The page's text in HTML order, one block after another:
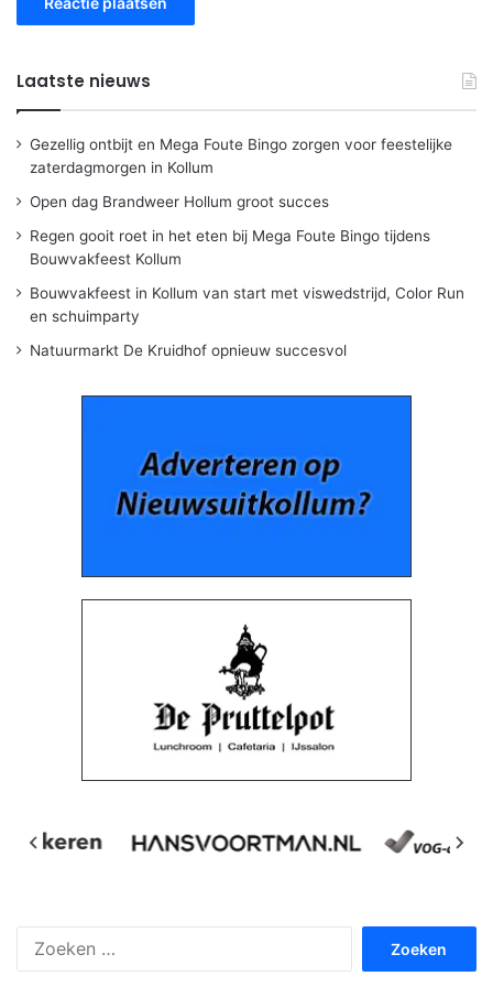
Laatste nieuws
Gezellig ontbijt en Mega Foute Bingo zorgen voor feestelijke
zaterdagmorgen in Kollum
Open dag Brandweer Hollum groot succes
Regen gooit roet in het eten bij Mega Foute Bingo tijdens
Bouwvakfeest Kollum
Bouwvakfeest in Kollum van start met viswedstrijd, Color Run
en schuimparty
Natuurmarkt De Kruidhof opnieuw succesvol